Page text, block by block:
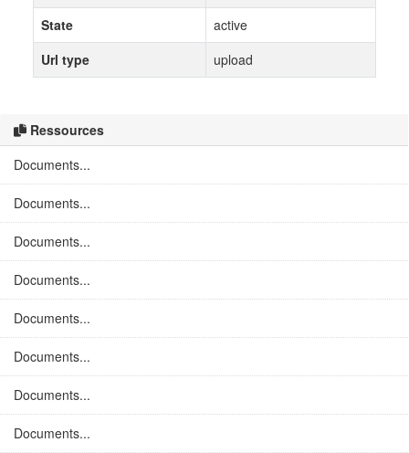
Ressources
Documents...
Documents...
Documents...
Documents...
Documents...
Documents...
Documents...
Documents...
State
active
Url type
upload